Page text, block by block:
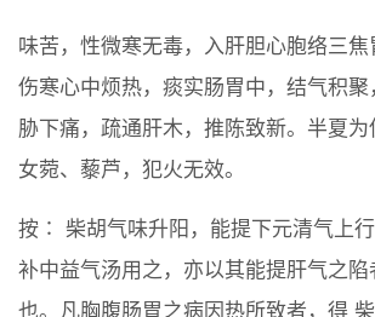
味苦，性微寒无毒，入肝胆心胞络三
伤寒心中烦热，痰实肠胃中，结气积
胁下痛，疏通肝木，推陈致新。半夏
女菀、藜芦，犯火无效。
按∶ 柴胡气味升阳，能提下元清气上行
补中益气汤用之，亦以其能提肝气之
也。凡胸腹肠胃之病因热所致者，得